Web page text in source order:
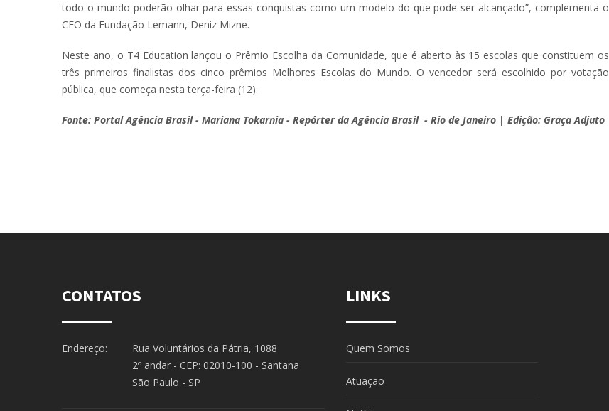
todo o mundo poderão olhar para essas conquistas como um modelo do que pode ser alcançado”, complementa o
CEO da Fundação Lemann, Deniz Mizne.
Neste ano, o T4 Education lançou o Prêmio Escolha da Comunidade, que é aberto às 15 escolas que constituem os
três primeiros finalistas dos cinco prêmios Melhores Escolas do Mundo. O vencedor será escolhido por votação
pública, que começa nesta terça-feira (12).
Fonte: Portal Agência Brasil - Mariana Tokarnia - Repórter da Agência Brasil - Rio de Janeiro | Edição: Graça Adjuto
CONTATOS
Endereço:
Rua Voluntários da Pátria, 1088
2º andar - CEP: 02010-100 - Santana
São Paulo - SP
LINKS
Quem Somos
Atuação